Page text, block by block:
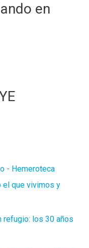
en
- Hemeroteca
el que vivimos y
refugio: los 30 años